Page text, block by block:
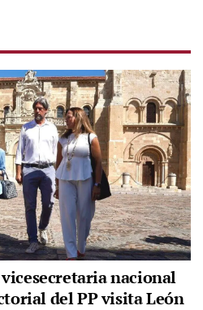
nacional
del PP visita León